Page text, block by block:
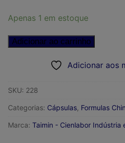
Apenas 1 em estoque
QING
JIAO
NANG
TAIMIN
Adicionar ao carrinho
Adicionar aos
SKU: 228
Categorias: Cápsulas Formulas
Marca: Taimin - Cienlabor Indústria